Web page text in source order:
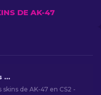
DE AK-47
Las Mejores Skins de AK-47 en CS2: De Baratas a Caras
de AK-47 en CS2 -